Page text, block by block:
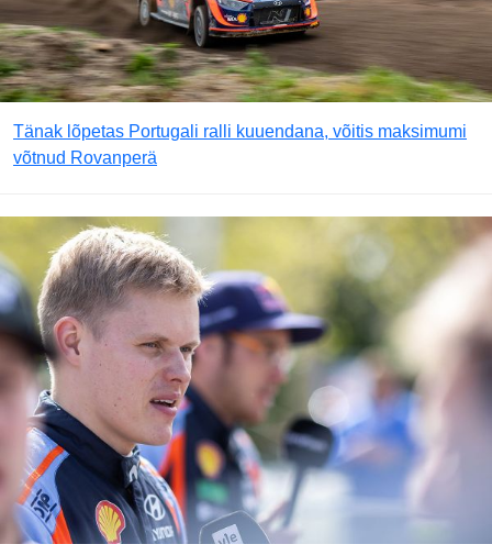
Tänak lõpetas Portugali ralli kuuendana, võitis maksimumi
võtnud Rovanperä